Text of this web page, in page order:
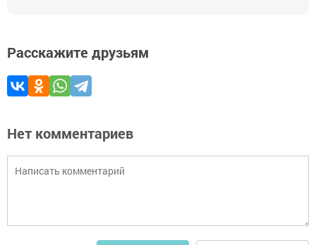
Расскажите друзьям
Нет комментариев